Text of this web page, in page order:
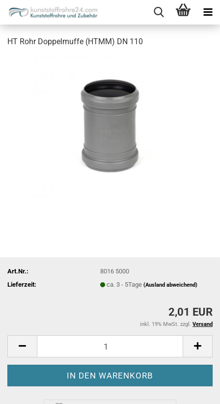
HT Rohr Doppelmuffe (HTMM) DN 110
Art.Nr.:
8016 5000
Lieferzeit:
ca. 3 - 5Tage(Ausland abweichend)
2,01 EUR
inkl. 19% MwSt. zzgl. Versand